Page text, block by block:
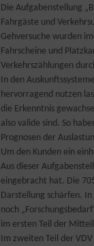
Die Aufgabenstellung
Fahrgäste und
Gehversuche wurden
Fahrscheine und
Verkehrszählungen
In den
hervorragend nutzen
die Erkenntnis
also valide sind. So
Prognosen der
Um den Kunden ein
Aus dieser
eingebracht hat. Die
Darstellung schärfen.
noch
im ersten Teil der
Im zweiten Teil der